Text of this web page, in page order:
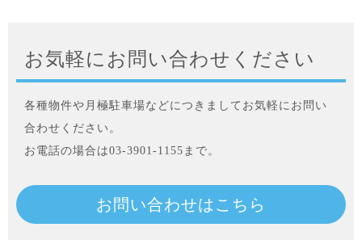
お気軽にお問い合わせください
各種物件や月極駐車場などにつきましてお気軽にお問い
合わせください。
お電話の場合は03-3901-1155まで。
お問い合わせはこちら